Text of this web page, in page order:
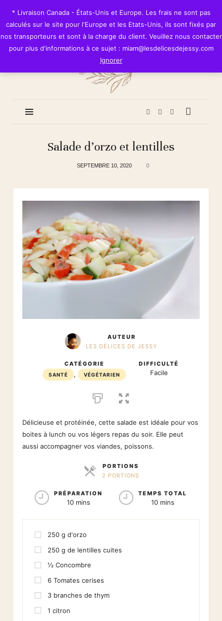
Les
Délices
de
Jessy
Salade d’orzo et lentilles
SEPTEMBRE 10, 2020 0
AUTEUR
LES DÉLICES DE JESSY
CATÉGORIE
SANTÉ , VÉGÉTARIEN
DIFFICULTÉ
Facile
Délicieuse et protéinée, cette salade est idéale pour vos
boites à lunch ou vos légers repas du soir. Elle peut
aussi accompagner vos viandes, poissons.
PORTIONS
2 PORTIONS
PRÉPARATION
10 mins
TEMPS TOTAL
10 mins
250 g d'orzo
250 g de lentilles cuites
½ Concombre
6 Tomates cerises
3 branches de thym
1 citron
* Livraison Canada - États-Unis et Europe. Les frais ne sont pas
calculés sur le site pour l'Europe et les Etats-Unis, ils sont fixés par
nos transporteurs et sont à la charge du client. Veuillez nous contacter
pour plus d'informations à ce sujet : miam@lesdelicesdejessy.com
Ignorer